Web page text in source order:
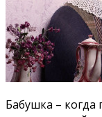
Бабушка – когда